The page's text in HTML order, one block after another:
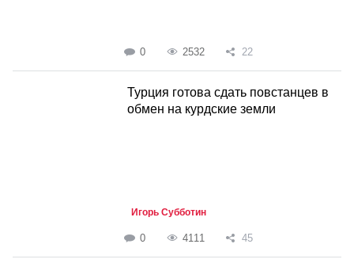
0 2532 22
Турция готова сдать повстанцев в
обмен на курдские земли
Игорь Субботин
0 4111 45